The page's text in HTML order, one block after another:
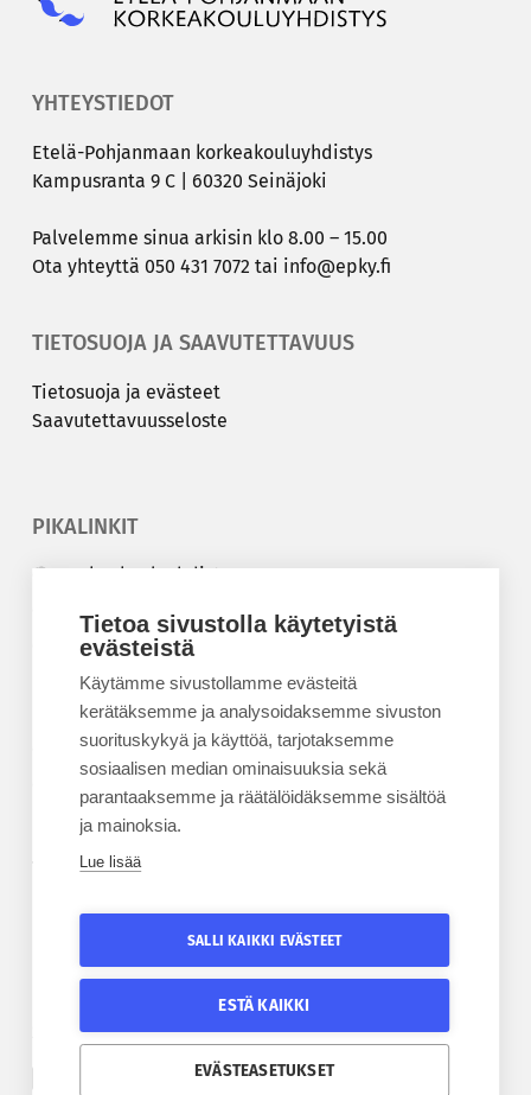
Tietoa sivustolla käytetyistä
evästeistä
Käytämme sivustollamme evästeitä
kerätäksemme ja analysoidaksemme sivuston
suorituskykyä ja käyttöä, tarjotaksemme
sosiaalisen median ominaisuuksia sekä
parantaaksemme ja räätälöidäksemme sisältöä
ja mainoksia.
Lue lisää
SALLI KAIKKI EVÄSTEET
ESTÄ KAIKKI
EVÄSTEASETUKSET
YHTEYSTIEDOT
Etelä-​Pohjanmaan kor­kea­kou­lu­yh­dis­tys
Kam­pus­ran­ta 9 C | 60320 Sei­nä­jo­ki
Pal­ve­lem­me sinua ar­ki­sin klo 8.00 – 15.00
Ota yh­teyt­tä 050 431 7072 tai info@epky.fi
TIETOSUOJA JA SAAVUTETTAVUUS
Tie­to­suo­ja ja eväs­teet
Saa­vu­tet­ta­vuus­se­los­te
PIKALINKIT
Korkeakouluyhdistys
Kesäyliopisto
Epanet
BLOGIT
Kesäyliopiston blogi
TILAA UUTISKIRJE
Tilaa kesäyliopiston uutiskirje
Tilaa Epanetin uutiskirje
SEURAA KESÄYLIOPISTOA
Etelä-Pohjanmaan kesäyliopiston Facebook
SEURAA EPANETIA
Epanetin Twitter